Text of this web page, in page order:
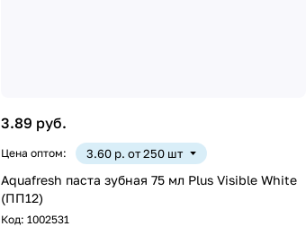
3.89 руб.
Цена оптом: 3.60 р. от 250 шт
Aquafresh паста зубная 75 мл Plus Visible White
(ПП12)
Код:1002531